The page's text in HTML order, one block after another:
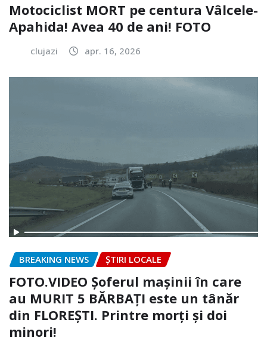
Motociclist MORT pe centura Vâlcele-
Apahida! Avea 40 de ani! FOTO
clujazi apr. 16, 2026
BREAKING NEWS ȘTIRI LOCALE
FOTO.VIDEO Șoferul mașinii în care
au MURIT 5 BĂRBAȚI este un tânăr
din FLOREȘTI. Printre morți și doi
minori!